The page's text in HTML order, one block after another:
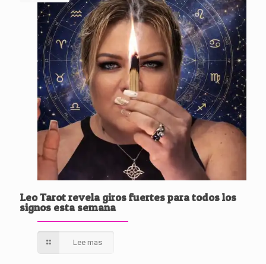
Leo Tarot revela giros fuertes para todos los
signos esta semana
Lee mas